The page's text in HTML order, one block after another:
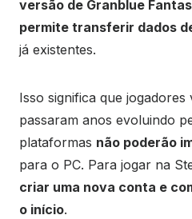
versão de Granblue
permite transferir dados
já existentes.
Isso significa que jogadores
passaram anos evoluindo
plataformas não poderão
para o PC. Para jogar na
criar uma nova conta e
o início.